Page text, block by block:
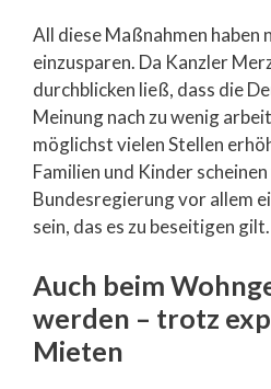
All diese Maßnahmen haben
einzusparen. Da Kanzler
durchblicken ließ, dass die
Meinung nach zu wenig
möglichst vielen Stellen
Familien und Kinder
Bundesregierung vor allem
sein, das es zu beseitigen gilt.
Auch beim
werden – trotz
Mieten